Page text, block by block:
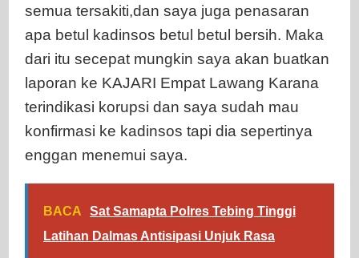
semua tersakiti,dan saya juga penasaran
apa betul kadinsos betul betul bersih. Maka
dari itu secepat mungkin saya akan buatkan
laporan ke KAJARI Empat Lawang Karana
terindikasi korupsi dan saya sudah mau
konfirmasi ke kadinsos tapi dia sepertinya
enggan menemui saya.
BACA
Sat Samapta Polres Tebing Tinggi
Latihan Dalmas Antisipasi Unjuk Rasa